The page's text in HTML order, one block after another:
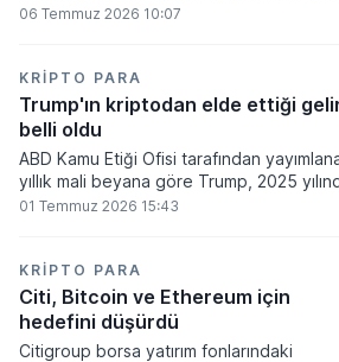
baskısı ve artan faiz baskısının etkisiyle
06 Temmuz 2026 10:07
KRIPTO PARA
Trump'ın kriptodan elde ettiği
belli oldu
ABD Kamu Etiği Ofisi tarafından
yıllık mali beyana göre Trump, 2025
kripto para ve memecoin faaliyetlerinden
01 Temmuz 2026 15:43
KRIPTO PARA
Citi, Bitcoin ve Ethereum için
hedefini düşürdü
Citigroup borsa yatırım fonlarındaki